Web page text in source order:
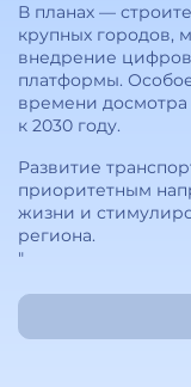
В планах —
крупных городов,
внедрение
платформы.
времени досмотра
к 2030 году.
Развитие
приоритетным
жизни и
региона.
"